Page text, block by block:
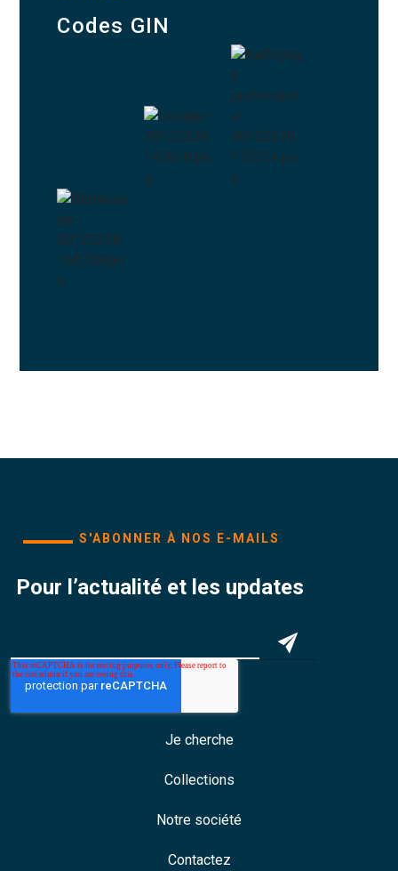
Codes GIN
S'ABONNER À NOS E-MAILS
Pour l’actualité et les updates
Je cherche
Collections
Notre société
Contactez